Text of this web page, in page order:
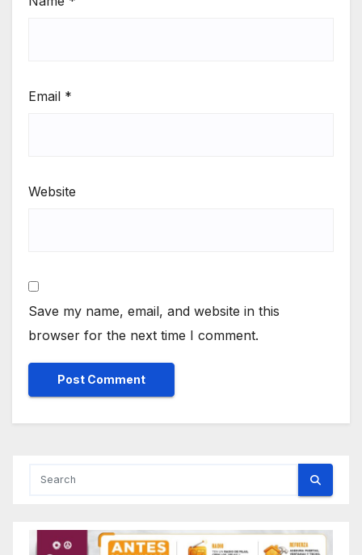
Email *
Website
Save my name, email, and website in this
browser for the next time I comment.